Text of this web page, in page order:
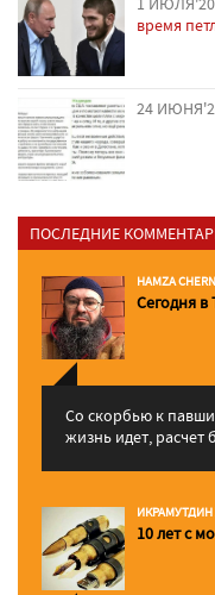
время
24
ПОСЛЕДНИЕ
HAMZA
Сегодня
Со скорбью к
жизнь идет, расчет
ИКРАМУТДИН
10 лет с